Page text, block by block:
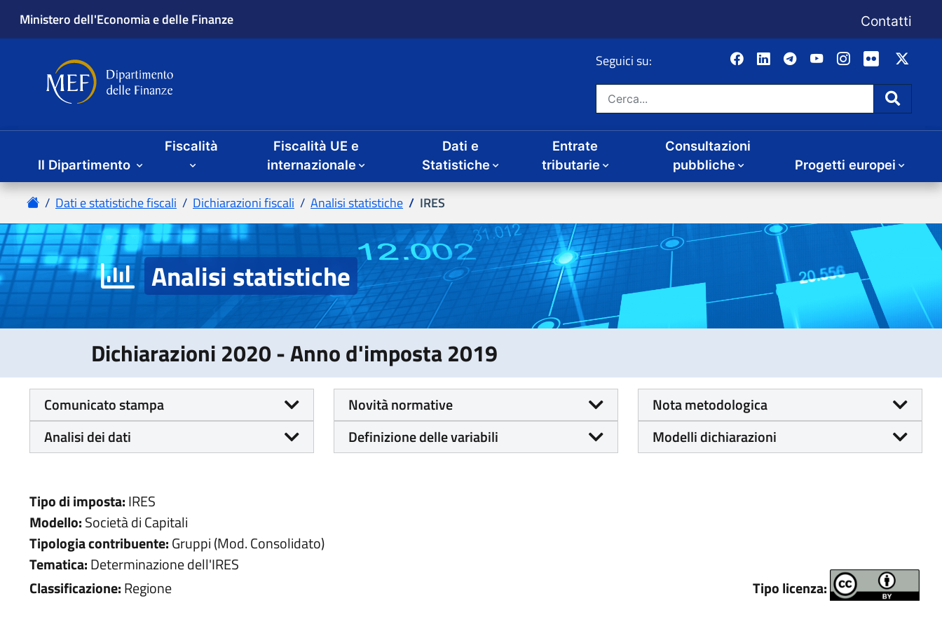
Il Dipartimento
Fiscalità Fiscalità UE e Dati e Entrate
Consultazioni
Progetti europei
IRES
Analisi statistiche
Dichiarazioni 2020 - Anno d'imposta 2019
Comunicato stampa Novità normative
Nota metodologica
Analisi dei dati
Definizione delle variabili Modelli dichiarazioni
Tipo di imposta:IRES
Modello:Società di Capitali
Tipologia contribuente:Gruppi (Mod. Consolidato)
Tematica:Determinazione dell'IRES
Classificazione:Regione Tipo licenza: